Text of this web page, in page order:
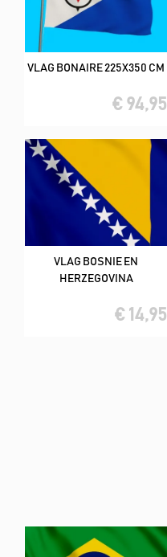
VLAG BONAIRE 225X350 CM
€ 94,95
VLAG BOSNIE EN
HERZEGOVINA
€ 14,95